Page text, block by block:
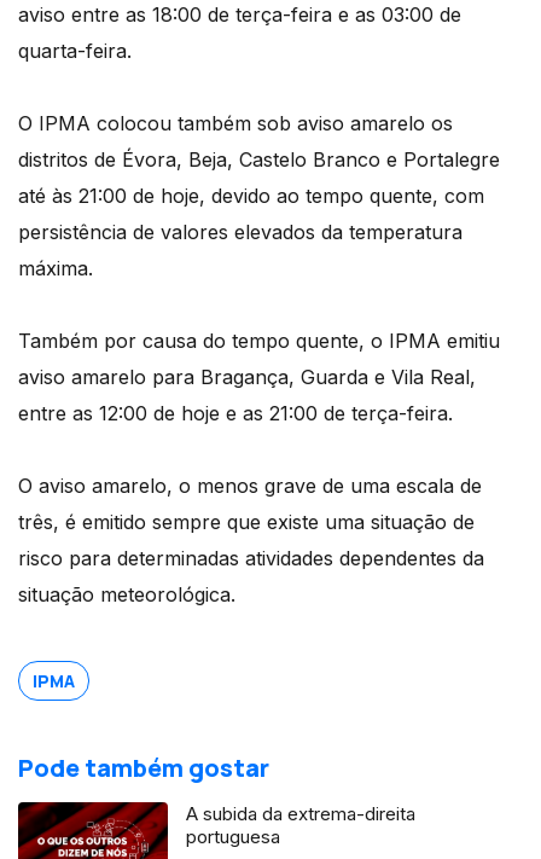
aviso entre as 18:00 de terça-feira e as 03:00 de
quarta-feira.
O IPMA colocou também sob aviso amarelo os
distritos de Évora, Beja, Castelo Branco e Portalegre
até às 21:00 de hoje, devido ao tempo quente, com
persistência de valores elevados da temperatura
máxima.
Também por causa do tempo quente, o IPMA emitiu
aviso amarelo para Bragança, Guarda e Vila Real,
entre as 12:00 de hoje e as 21:00 de terça-feira.
O aviso amarelo, o menos grave de uma escala de
três, é emitido sempre que existe uma situação de
risco para determinadas atividades dependentes da
situação meteorológica.
IPMA
Pode também gostar
A subida da extrema-direita
portuguesa